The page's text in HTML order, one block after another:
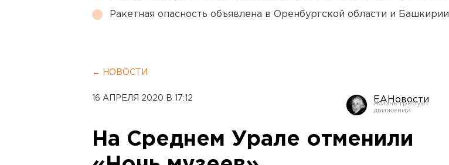
Ракетная опасность объявлена в Оренбургской области и Башкирии
← НОВОСТИ
16 АПРЕЛЯ 2020 В 17:12 ЕАНовости
На Среднем Урале отменили